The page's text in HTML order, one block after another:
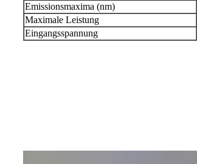
Emissionsmaxima (nm)
Maximale Leistung
Eingangsspannung